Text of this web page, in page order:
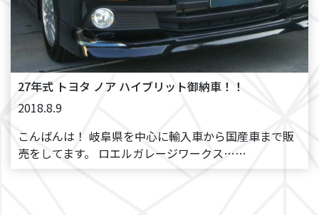
27年式 トヨタ ノア ハイブリット御納車！！
2018.8.9
こんばんは！ 岐阜県を中心に輸入車から国産車まで販
売をしてます。 ロエルガレージワークス……